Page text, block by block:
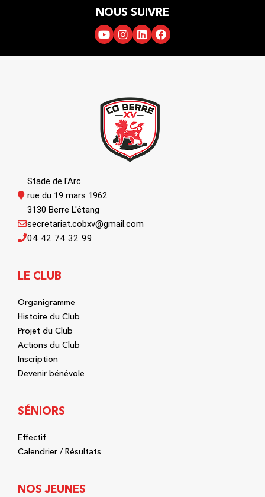
NOUS SUIVRE
Stade de l'Arc
rue du 19 mars 1962
3130 Berre L'étang
04 42 74 32 99
secretariat.cobxv@gmail.com
LE CLUB
Organigramme
Histoire du Club
Projet du Club
Actions du Club
Inscription
Devenir bénévole
SÉNIORS
Effectif
Calendrier / Résultats
NOS JEUNES